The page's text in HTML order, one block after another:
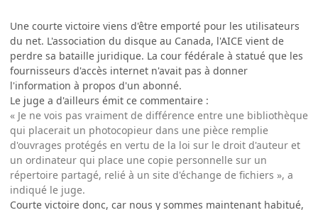
Une courte victoire viens d'être emporté pour les utilisateurs
du net. L'association du disque au Canada, l'AICE vient de
perdre sa bataille juridique. La cour fédérale à statué que les
fournisseurs d'accès internet n'avait pas à donner
l'information à propos d'un abonné.
Le juge a d'ailleurs émit ce commentaire :
« Je ne vois pas vraiment de différence entre une bibliothèque
qui placerait un photocopieur dans une pièce remplie
d'ouvrages protégés en vertu de la loi sur le droit d'auteur et
un ordinateur qui place une copie personnelle sur un
répertoire partagé, relié à un site d'échange de fichiers », a
indiqué le juge.
Courte victoire donc, car nous y sommes maintenant habitué,